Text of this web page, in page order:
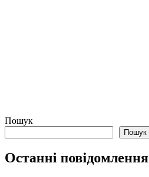
Пошук
Пошук
Останні повідомлення